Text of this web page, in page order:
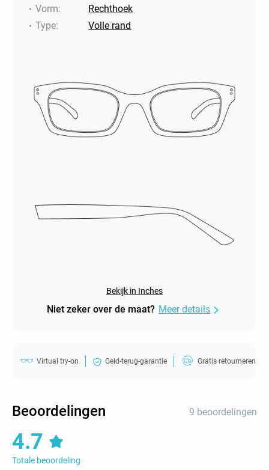
Vorm:
Rechthoek
Type: Volle rand
Bekijk in Inches
Niet zeker over de maat? Meer details
Virtual try-on Geld-terug-garantie Gratis retourneren
Beoordelingen 9 beoordelingen
4.7
Totale beoordeling